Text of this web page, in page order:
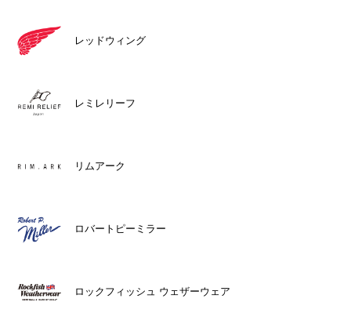
レッドウィング
レミレリーフ
リムアーク
ロバートピーミラー
ロックフィッシュ ウェザーウェア